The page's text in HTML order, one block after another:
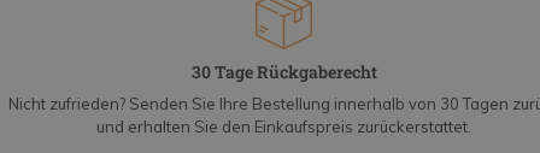
30 Tage Rückgaberecht
Nicht zufrieden? Senden Sie Ihre Bestellung innerhalb von 30 Tagen
und erhalten Sie den Einkaufspreis zurückerstattet.